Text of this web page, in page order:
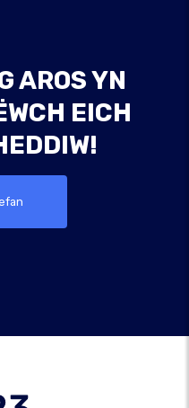
AROS YN
EICH